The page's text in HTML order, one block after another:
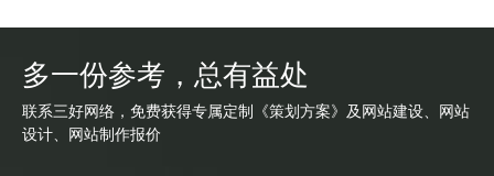
多一份参考，总有益处
联系三好网络，免费获得专属定制《策划方案》及网站建设、网站
设计、网站制作报价